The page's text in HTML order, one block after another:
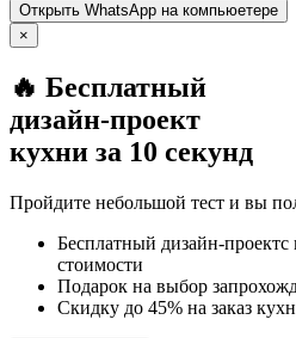
Открыть WhatsApp на компьюетере
×
🔥 Бесплатный
дизайн-проект
кухни за 10 секунд
Пройдите небольшой тест и вы
Бесплатный дизайн-
стоимости
Подарок на выбор
Скидку до 45% на заказ